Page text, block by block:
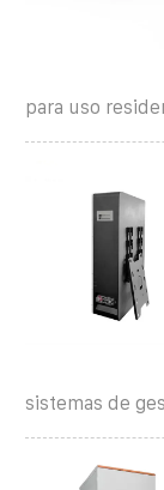
para uso
sistemas de